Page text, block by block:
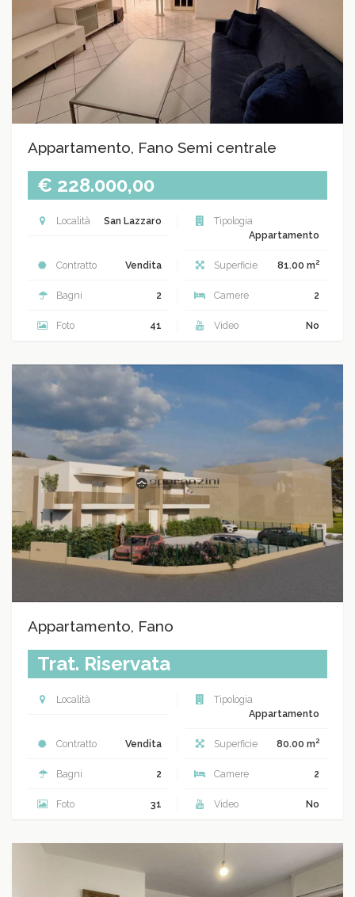
Appartamento, Fano Semi centrale
€ 228.000,00
Località San Lazzaro
Tipologia
Appartamento
Contratto Vendita Superficie 81.00 m2
Bagni 2 Camere 2
Foto 41 Video No
Appartamento, Fano
Trat. Riservata
Località
Tipologia
Appartamento
Contratto Vendita Superficie 80.00 m2
Bagni 2 Camere 2
Foto 31 Video No